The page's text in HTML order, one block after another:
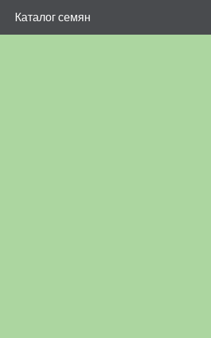
Каталог семян